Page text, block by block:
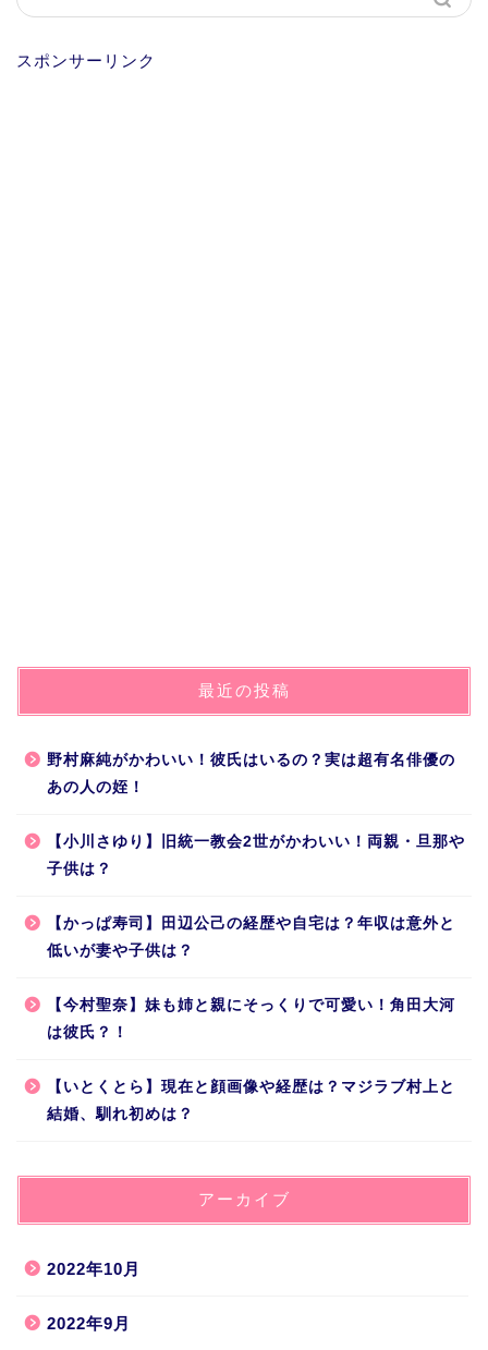
スポンサーリンク
最近の投稿
野村麻純がかわいい！彼氏はいるの？実は超有名俳優の
あの人の姪！
【小川さゆり】旧統一教会2世がかわいい！両親・旦那や
子供は？
【かっぱ寿司】田辺公己の経歴や自宅は？年収は意外と
低いが妻や子供は？
【今村聖奈】妹も姉と親にそっくりで可愛い！角田大河
は彼氏？！
【いとくとら】現在と顔画像や経歴は？マジラブ村上と
結婚、馴れ初めは？
アーカイブ
2022年10月
2022年9月